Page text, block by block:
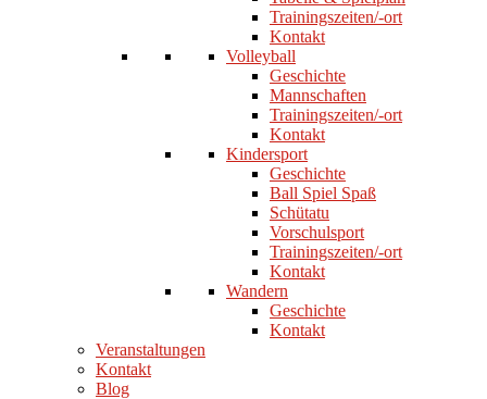
Trainingszeiten/-ort
Kontakt
Volleyball
Geschichte
Mannschaften
Trainingszeiten/-ort
Kontakt
Kindersport
Geschichte
Ball Spiel Spaß
Schütatu
Vorschulsport
Trainingszeiten/-ort
Kontakt
Wandern
Geschichte
Kontakt
Veranstaltungen
Kontakt
Blog